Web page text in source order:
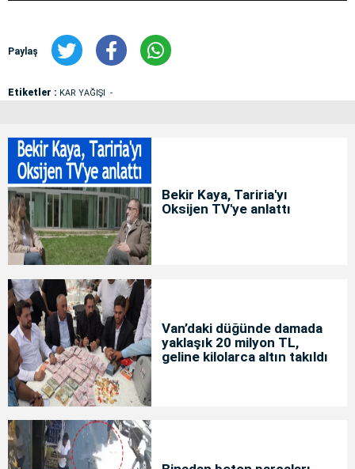
Paylaş
Etiketler : KAR YAĞIŞI
Bekir Kaya, Tariria'yı
Oksijen TV'ye anlattı
Van’daki düğünde damada
yaklaşık 20 milyon TL,
geline kilolarca altın takıldı